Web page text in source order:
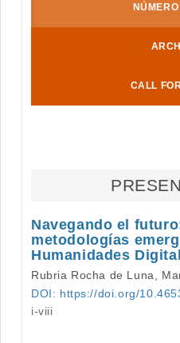
CALL
Navegando el
metodologías
Humanidades
Rubria Rocha de Luna,
DOI: https://doi.org/
i-viii